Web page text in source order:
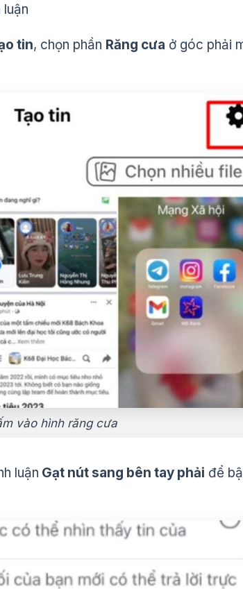
tin, chọn phần Răng cưa ở góc phải
vào hình răng cưa
luận Gạt nút sang bên tay phải để